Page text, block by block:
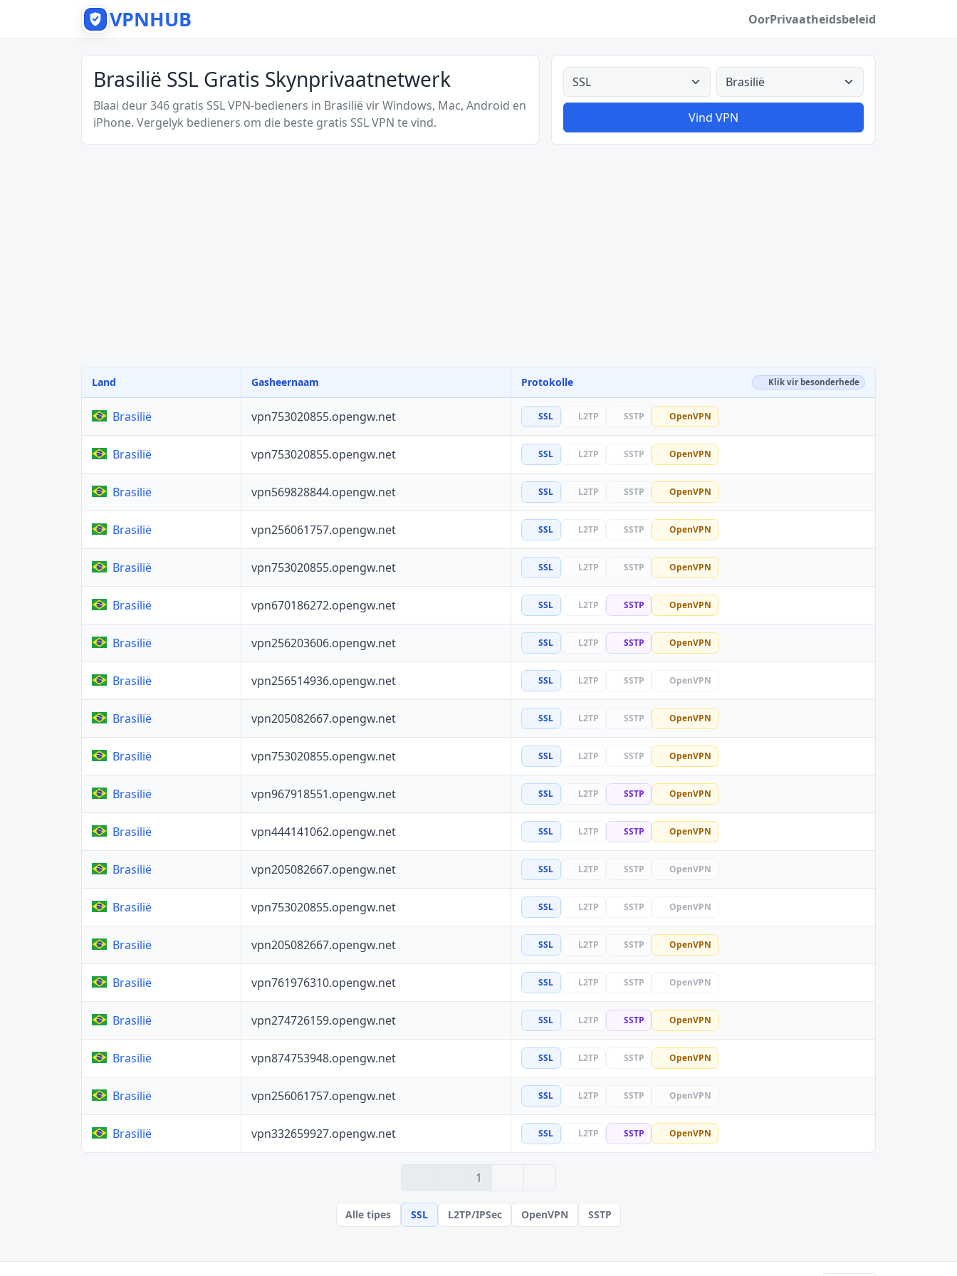
VPNHUB OorPrivaatheidsbeleid
Brasilië SSL Gratis Skynprivaatnetwerk
Blaai deur 346 gratis SSL VPN-bedieners in Brasilië vir Windows, Mac, Android en
iPhone. Vergelyk bedieners om die beste gratis SSL VPN te vind.
Alle tipes Alle lande
Vind VPN
Land Gasheernaam Protokolle Klik vir besonderhede
Brasilië vpn753020855.opengw.net SSL L2TP SSTP OpenVPN
Brasilië vpn753020855.opengw.net SSL L2TP SSTP OpenVPN
Brasilië vpn569828844.opengw.net SSL L2TP SSTP OpenVPN
Brasilië vpn256061757.opengw.net SSL L2TP SSTP OpenVPN
Brasilië vpn753020855.opengw.net SSL L2TP SSTP OpenVPN
Brasilië vpn670186272.opengw.net SSL L2TP SSTP OpenVPN
Brasilië vpn256203606.opengw.net SSL L2TP SSTP OpenVPN
Brasilië vpn256514936.opengw.net SSL L2TP SSTP OpenVPN
Brasilië vpn205082667.opengw.net SSL L2TP SSTP OpenVPN
Brasilië vpn753020855.opengw.net SSL L2TP SSTP OpenVPN
Brasilië vpn967918551.opengw.net SSL L2TP SSTP OpenVPN
Brasilië vpn444141062.opengw.net SSL L2TP SSTP OpenVPN
Brasilië vpn205082667.opengw.net SSL L2TP SSTP OpenVPN
Brasilië vpn753020855.opengw.net SSL L2TP SSTP OpenVPN
Brasilië vpn205082667.opengw.net SSL L2TP SSTP OpenVPN
Brasilië vpn761976310.opengw.net SSL L2TP SSTP OpenVPN
Brasilië vpn274726159.opengw.net SSL L2TP SSTP OpenVPN
Brasilië vpn874753948.opengw.net SSL L2TP SSTP OpenVPN
Brasilië vpn256061757.opengw.net SSL L2TP SSTP OpenVPN
Brasilië vpn332659927.opengw.net SSL L2TP SSTP OpenVPN
1
Alle tipes SSL L2TP/IPSec OpenVPN SSTP